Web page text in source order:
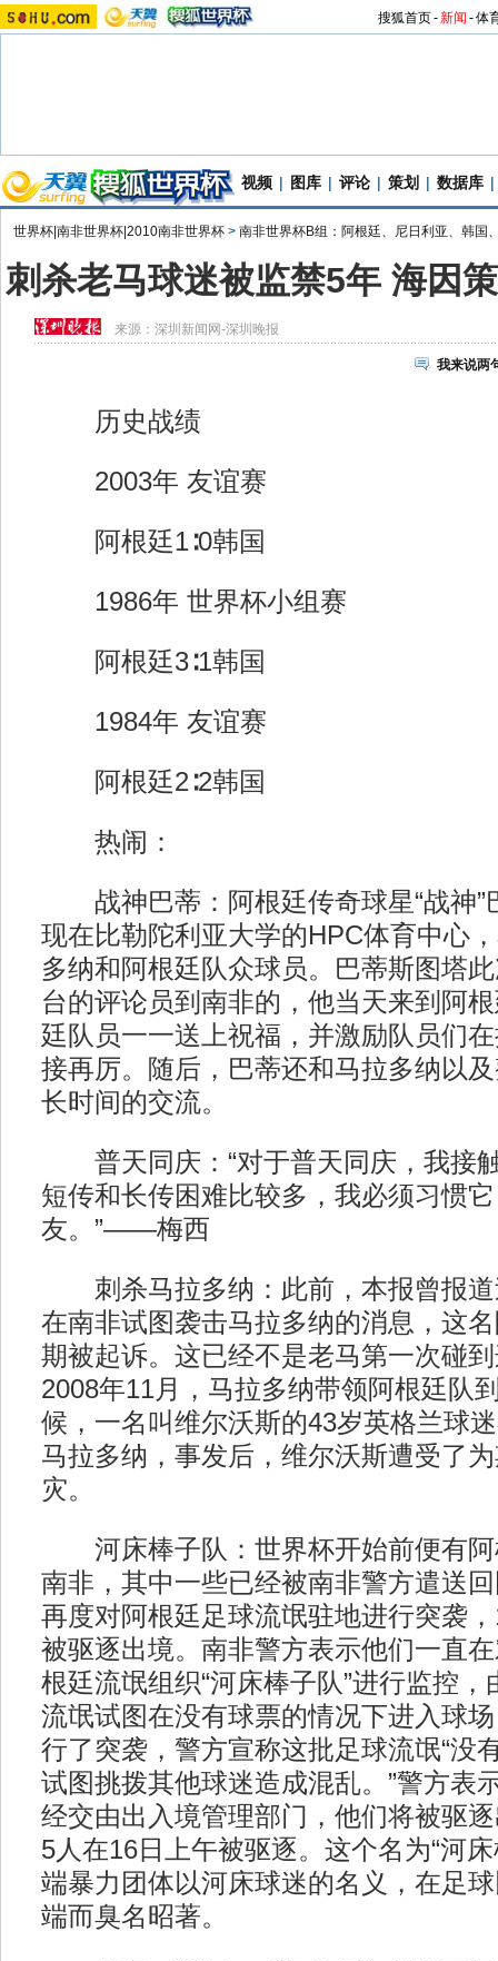
搜狐首页-新闻 -体
视频 | 图库 | 评论 | 策划 | 数据库 |
世界杯|南非世界杯|2010南非世界杯 > 南非世界杯B组：阿根廷、尼日利亚、韩国
刺杀老马球迷被监禁5年 海因
来源： 深圳新闻网-深圳晚报
我来说两
历史战绩
2003年 友谊赛
阿根廷1∶0韩国
1986年 世界杯小组赛
阿根廷3∶1韩国
1984年 友谊赛
阿根廷2∶2韩国
热闹：
战神巴蒂：阿根廷传奇球星“战神”
现在比勒陀利亚大学的HPC体育中心
多纳和阿根廷队众球员。巴蒂斯图塔
台的评论员到南非的，他当天来到阿
廷队员一一送上祝福，并激励队员们
接再厉。随后，巴蒂还和马拉多纳以
长时间的交流。
普天同庆：“对于普天同庆，我接
短传和长传困难比较多，我必须习惯
友。”——梅西
刺杀马拉多纳：此前，本报曾报道
在南非试图袭击马拉多纳的消息，这
期被起诉。这已经不是老马第一次碰
2008年11月，马拉多纳带领阿根廷队
候，一名叫维尔沃斯的43岁英格兰球
马拉多纳，事发后，维尔沃斯遭受了
灾。
河床棒子队：世界杯开始前便有阿
南非，其中一些已经被南非警方遣送
再度对阿根廷足球流氓驻地进行突袭
被驱逐出境。南非警方表示他们一直
根廷流氓组织“河床棒子队”进行监控
流氓试图在没有球票的情况下进入球
行了突袭，警方宣称这批足球流氓“没
试图挑拨其他球迷造成混乱。”警方表
经交由出入境管理部门，他们将被驱
5人在16日上午被驱逐。这个名为“河
端暴力团体以河床球迷的名义，在足
端而臭名昭著。